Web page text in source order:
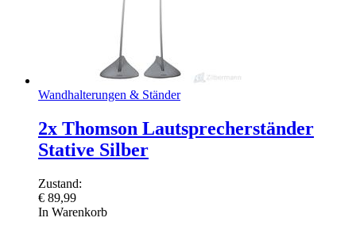
Wandhalterungen & Ständer
2x Thomson Lautsprecherständer
Stative Silber
Zustand:
€ 89,99
In Warenkorb